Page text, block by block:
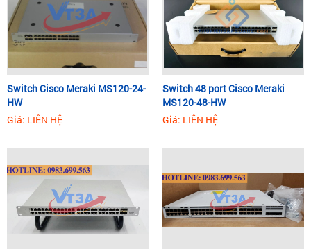
Switch Cisco Meraki MS120-24-
HW
Giá: LIÊN HỆ
Switch 48 port Cisco Meraki
MS120-48-HW
Giá: LIÊN HỆ